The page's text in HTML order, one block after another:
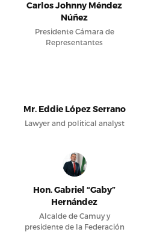
Carlos Johnny Méndez
Núñez
Presidente Cámara de
Representantes
Mr. Eddie López Serrano
Lawyer and political analyst
Hon. Gabriel “Gaby”
Hernández
Alcalde de Camuy y
presidente de la Federación